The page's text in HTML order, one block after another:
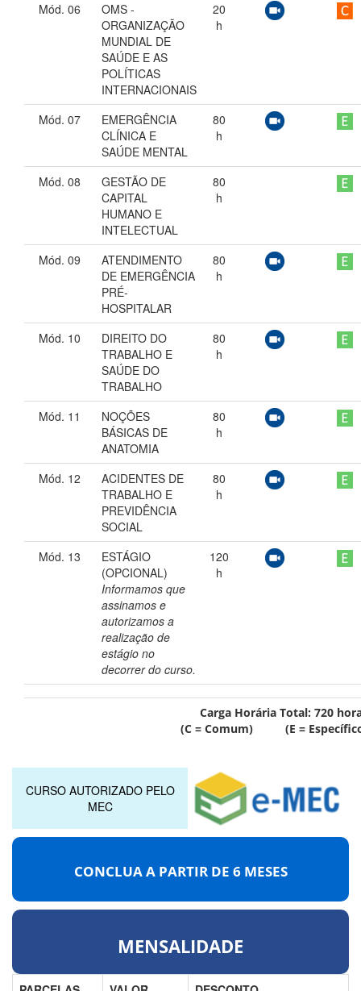
Mód. 06
OMS -
ORGANIZAÇÃO
MUNDIAL DE
SAÚDE E AS
POLÍTICAS
INTERNACIONAIS
20
h
Mód. 07
EMERGÊNCIA
CLÍNICA E
SAÚDE MENTAL
80
h
Mód. 08
GESTÃO DE
CAPITAL
HUMANO E
INTELECTUAL
80
h
Mód. 09
ATENDIMENTO
DE EMERGÊNCIA
PRÉ-
HOSPITALAR
80
h
Mód. 10
DIREITO DO
TRABALHO E
SAÚDE DO
TRABALHO
80
h
Mód. 11
NOÇÕES
BÁSICAS DE
ANATOMIA
80
h
Mód. 12
ACIDENTES DE
TRABALHO E
PREVIDÊNCIA
SOCIAL
80
h
Mód. 13
ESTÁGIO
(OPCIONAL)
Informamos que
assinamos e
autorizamos a
realização de
estágio no
decorrer do curso.
120
h
Carga Horária Total: 720
(C = Comum) (E =
CURSO AUTORIZADO PELO
MEC
CONCLUA A PARTIR DE 6 MESES
MENSALIDADE